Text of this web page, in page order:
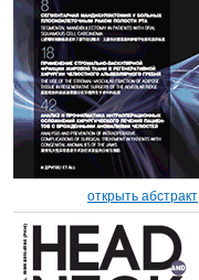
открыть абстракт